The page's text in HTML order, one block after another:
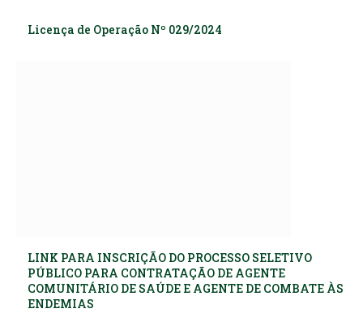
Licença de Operação Nº 029/2024
LINK PARA INSCRIÇÃO DO PROCESSO SELETIVO
PÚBLICO PARA CONTRATAÇÃO DE AGENTE
COMUNITÁRIO DE SAÚDE E AGENTE DE COMBATE ÀS
ENDEMIAS